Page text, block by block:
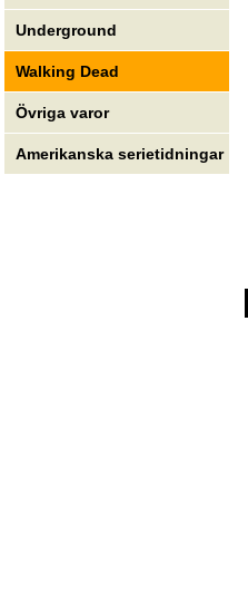
Underground
Walking Dead
Övriga varor
Amerikanska serietidningar